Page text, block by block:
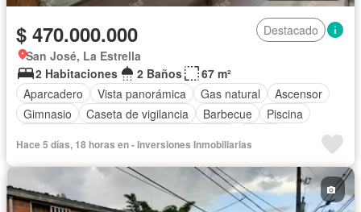
$ 470.000.000
Destacado
San José, La Estrella
2 Habitaciones
2 Baños
67 m²
Aparcadero
Vista panorámica Gas natural
Ascensor
Gimnasio
Caseta de vigilancia Barbecue
Piscina
Cocina integral
Balcón
Hace 5 días, 18 horas en - Inversiones Inmobiliarias